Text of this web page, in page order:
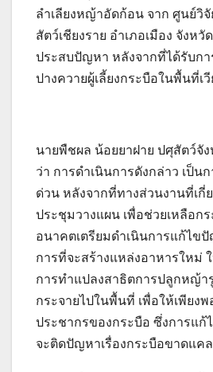
ลำเลียงหญ้าอัดก้อน จาก ศูนย์วิ
สัตว์เชียงราย อำเภอเมือง จังหวั
ประสบปัญหา หลังจากที่ได้รับกา
ปางควายผู้เลี้ยงกระบือในพื้นที่เ
นายพืชผล น้อยยาฝาย ปศุสัตว์จัง
ว่า การดำเนินการดังกล่าว เป็น
ด่วน หลังจากที่ทางส่วนงานที่เกี่
ประชุมวางแผน เพื่อช่วยเหลือก
อนาคตเตรียมดำเนินการแก้ไข
การที่จะสร้างแหล่งอาหารใหม่
การทำแปลงสาธิตการปลูกหญ้า
กระจายไปในพื้นที่ เพื่อให้เพียง
ประชากรของกระบือ ซึ่งการแก้
จะติดปัญหาเรื่องกระบือขาดแค